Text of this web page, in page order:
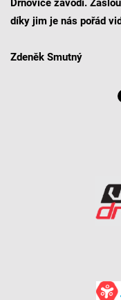
Drnovice závodí.
díky jim je nás pořád
Zdeněk Smutný